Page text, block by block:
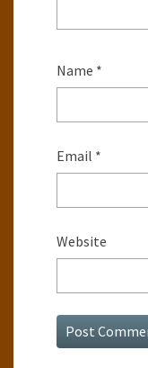
Name *
Email *
Website